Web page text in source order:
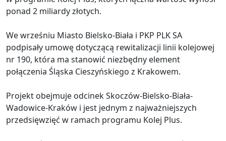
ponad 2 miliardy złotych.
We wrześniu Miasto Bielsko-Biała i PKP PLK SA
podpisały umowę dotyczącą rewitalizacji linii kolejowej
nr 190, która ma stanowić niezbędny element
połączenia Śląska Cieszyńskiego z Krakowem.
Projekt obejmuje odcinek Skoczów-Bielsko-Biała-
Wadowice-Kraków i jest jednym z najważniejszych
przedsięwzięć w ramach programu Kolej Plus.